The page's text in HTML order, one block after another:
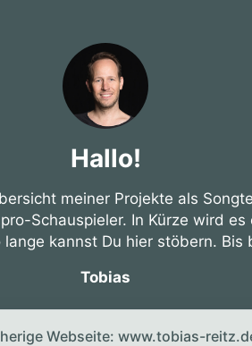
Hallo!
meiner Projekte als
Schauspieler. In Kürze wird es
lange kannst Du hier stöbern. Bis
Tobias
Webseite: www.tobias-